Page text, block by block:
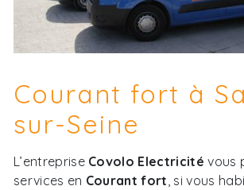
Courant fort à
sur-Seine
L’entreprise Covolo Electricité vous
services en Courant fort , si vous